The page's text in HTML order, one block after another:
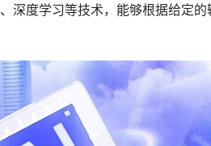
、深度学习等技术，能够根据给定